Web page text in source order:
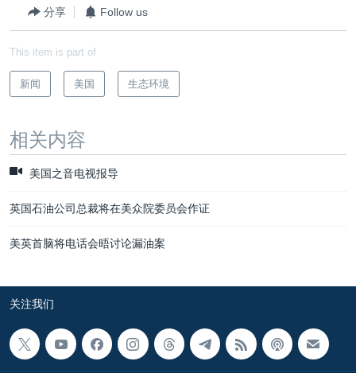
分享 Follow us
This item is part of
新闻 美国 生态环境
相关内容
美国之音电视报导
英国石油公司总裁将在美众院委员会作证
美英首脑将电话会晤讨论漏油案
关注我们